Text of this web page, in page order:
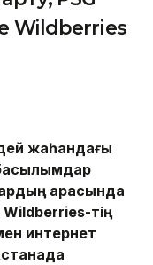
Wildberries
жаһандағы
арасында
тің
интернет